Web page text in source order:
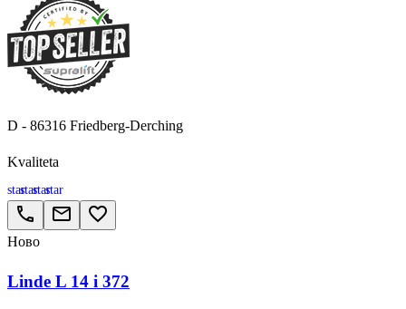
D - 86316 Friedberg-Derching
Kvaliteta
starstarstarstar
call email favorite_border
Ново
Linde L 14 i 372